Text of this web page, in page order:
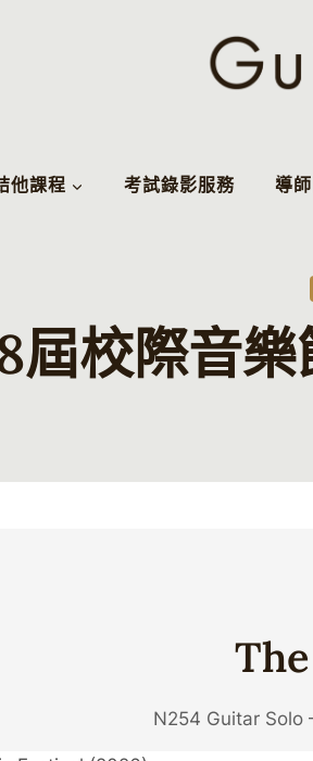
他課程 考試錄影服務 導
屆校際音
N254 Guitar Solo